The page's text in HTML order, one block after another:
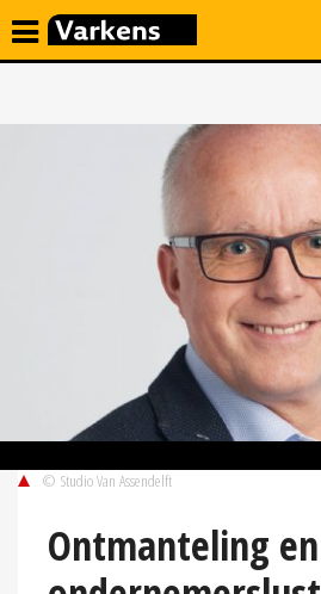
© Studio Van Assendelft
Ontmanteling en